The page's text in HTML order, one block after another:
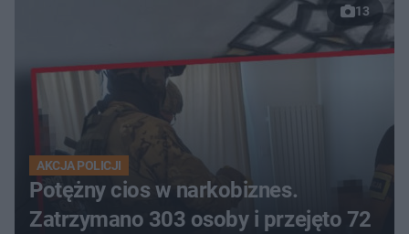
13
AKCJA POLICJI
Potężny cios w narkobiznes.
Zatrzymano 303 osoby i przejęto 72